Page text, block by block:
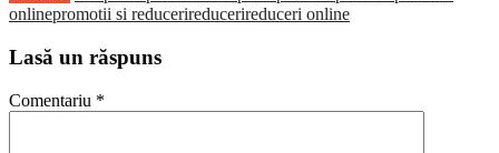
onlinepromotii si reducerireducerireduceri online
Lasă un răspuns
Comentariu *